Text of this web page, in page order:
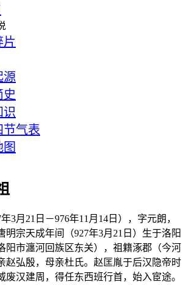
片
源
史
识
节气表
图
年3月21日－976年11月14日），字元朗，
明宗天成年间（927年3月21日）生于洛阳
阳市瀍河回族区东关），祖籍涿郡（今河
赵弘殷，母亲杜氏。赵匡胤于后汉隐帝时
废汉建周，得任东西班行首，始入宦途。